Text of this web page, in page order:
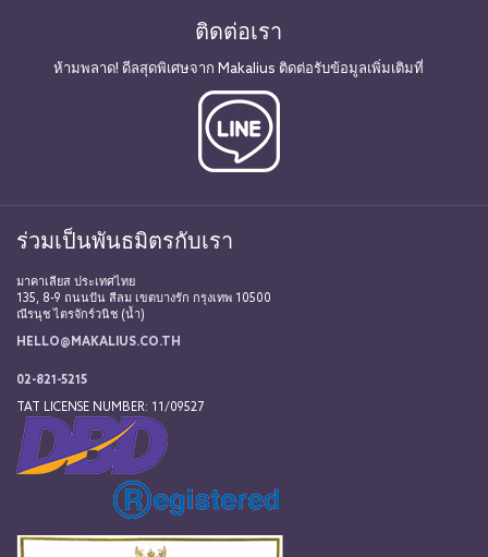
ติดต่อเรา
ห้ามพลาด! ดีลสุดพิเศษจาก Makalius ติดต่อรับข้อมูลเพิ่มเติมที่
ร่วมเป็นพันธมิตรกับเรา
มาคาเลียส ประเทศไทย
135, 8-9 ถนนปัน สีลม เขตบางรัก กรุงเทพ 10500
ณีรนุช ไตรจักร์วนิช (น้ำ)
HELLO@MAKALIUS.CO.TH
02-821-5215
TAT LICENSE NUMBER: 11/09527